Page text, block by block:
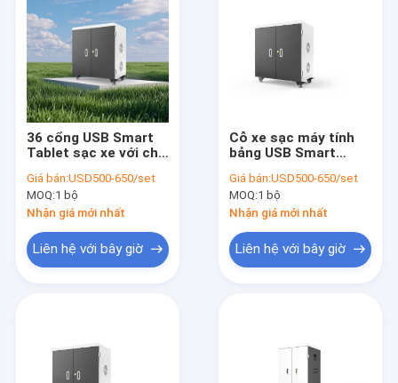
36 cổng USB Smart
Tablet sạc xe với chỉ
Giá bán:USD500-650/set
MOQ:1 bộ
Nhận giá mới nhất
Liên hệ với bây giờ
Cỗ xe sạc máy tính
bảng USB Smart
Giá bán:USD500-650/set
MOQ:1 bộ
Nhận giá mới nhất
Liên hệ với bây giờ